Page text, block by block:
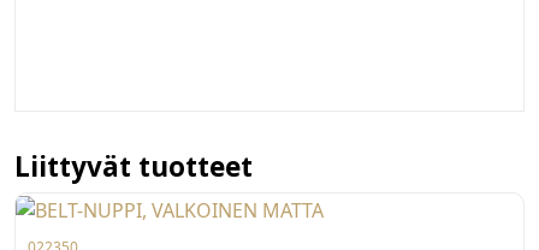
Liittyvät tuotteet